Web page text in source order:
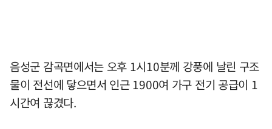
음성군 감곡면에서는 오후 1시10분께 강풍에 날린 구조
물이 전선에 닿으면서 인근 1900여 가구 전기 공급이 1
시간여 끊겼다.